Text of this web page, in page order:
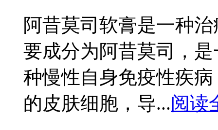
阿昔莫司软膏是一种
要成分为阿昔莫司，
种慢性自身免疫性疾
的皮肤细胞，导...阅读